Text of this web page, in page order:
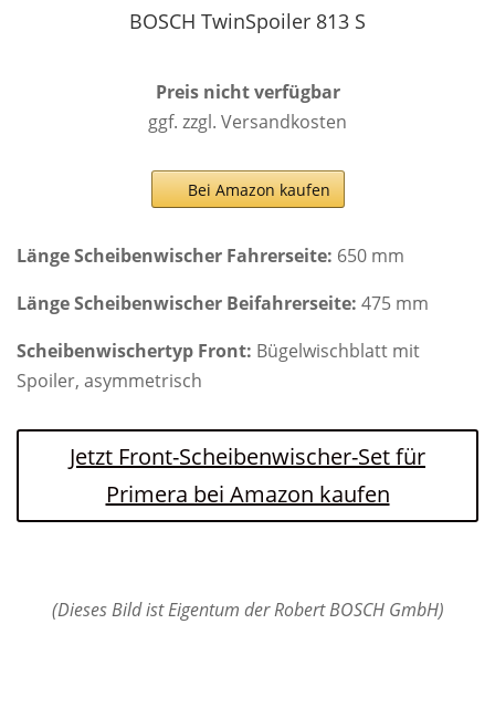
BOSCH TwinSpoiler 813 S
Preis nicht verfügbar
ggf. zzgl. Versandkosten
Bei Amazon kaufen
Länge Scheibenwischer Fahrerseite: 650 mm
Länge Scheibenwischer Beifahrerseite: 475 mm
Scheibenwischertyp Front: Bügelwischblatt mit
Spoiler, asymmetrisch
Jetzt Front-Scheibenwischer-Set für
Primera bei Amazon kaufen
(Dieses Bild ist Eigentum der Robert BOSCH GmbH)